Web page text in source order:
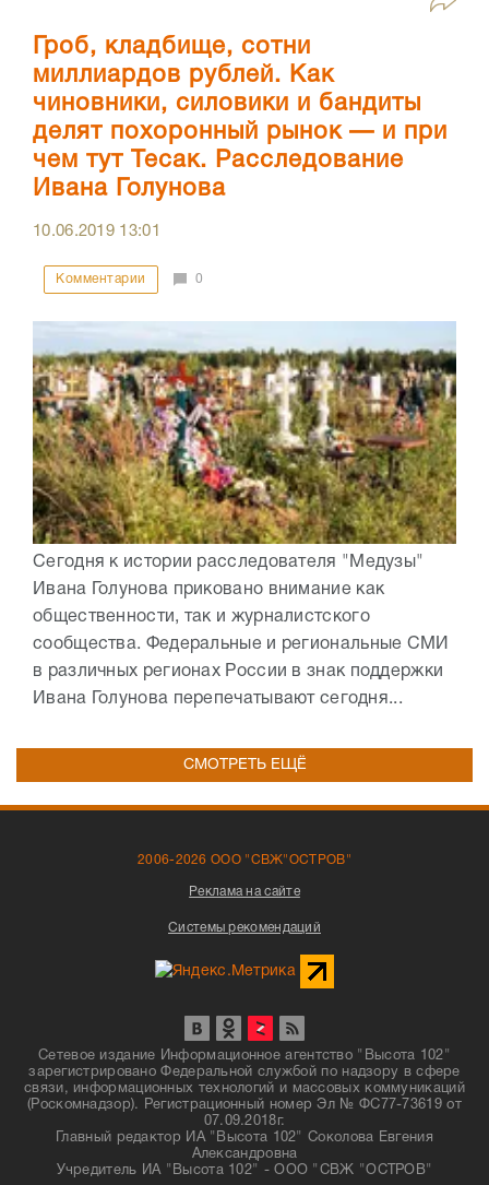
Гроб, кладбище, сотни
миллиардов рублей. Как
чиновники, силовики и бандиты
делят похоронный рынок — и при
чем тут Тесак. Расследование
Ивана Голунова
10.06.2019 13:01
Комментарии 0
Сегодня к истории расследователя "Медузы"
Ивана Голунова приковано внимание как
общественности, так и журналистского
сообщества. Федеральные и региональные СМИ
в различных регионах России в знак поддержки
Ивана Голунова перепечатывают сегодня...
СМОТРЕТЬ ЕЩЁ
2006-2026 ООО "СВЖ"ОСТРОВ"
Реклама на сайте
Системы рекомендаций
Сетевое издание Информационное агентство "Высота 102"
зарегистрировано Федеральной службой по надзору в сфере
связи, информационных технологий и массовых коммуникаций
(Роскомнадзор). Регистрационный номер Эл № ФС77-73619 от
07.09.2018г.
Главный редактор ИА "Высота 102" Соколова Евгения
Александровна
Учредитель ИА "Высота 102" - ООО "СВЖ "ОСТРОВ"